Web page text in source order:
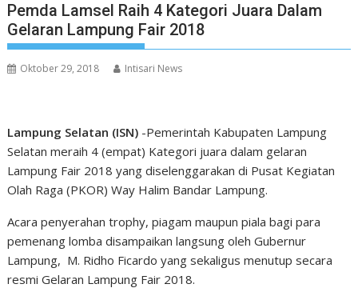
Pemda Lamsel Raih 4 Kategori Juara Dalam
Gelaran Lampung Fair 2018
Oktober 29, 2018 Intisari News
Lampung Selatan (ISN) -Pemerintah Kabupaten Lampung
Selatan meraih 4 (empat) Kategori juara dalam gelaran
Lampung Fair 2018 yang diselenggarakan di Pusat Kegiatan
Olah Raga (PKOR) Way Halim Bandar Lampung.
Acara penyerahan trophy, piagam maupun piala bagi para
pemenang lomba disampaikan langsung oleh Gubernur
Lampung, M. Ridho Ficardo yang sekaligus menutup secara
resmi Gelaran Lampung Fair 2018.